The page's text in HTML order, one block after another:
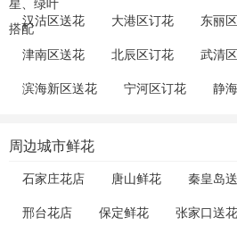
汉沽区送花 大港区订花 东丽
津南区送花 北辰区订花 武清
滨海新区送花 宁河区订花 静
周边城市鲜花
石家庄花店 唐山鲜花 秦皇岛
邢台花店 保定鲜花 张家口送花